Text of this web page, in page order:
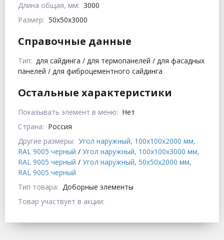
Длина общая, мм: 3000
Размер: 50x50x3000
Справочные данные
Тип: для сайдинга / для термопанелей / для фасадных
панелей / для фиброцементного сайдинга
Остальные характеристики
Показывать элемент в меню: Нет
Страна: Россия
Другие размеры: Угол наружный, 100x100x2000 мм,
RAL 9005 черный / Угол наружный, 100x100x3000 мм,
RAL 9005 черный / Угол наружный, 50x50x2000 мм,
RAL 9005 черный
Тип товара: Доборные элементы
Товар участвует в акции: